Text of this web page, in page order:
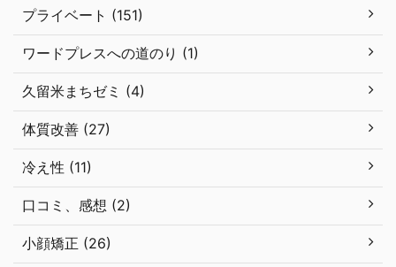
プライベート (151)
ワードプレスへの道のり (1)
久留米まちゼミ (4)
体質改善 (27)
冷え性 (11)
口コミ、感想 (2)
小顔矯正 (26)